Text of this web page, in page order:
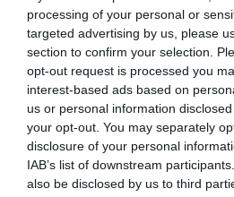
processing of your personal or
targeted advertising by us, please
section to confirm your selection.
opt-out request is processed you
interest-based ads based on
us or personal information
your opt-out. You may separately
disclosure of your personal
IAB’s list of downstream
also be disclosed by us to third